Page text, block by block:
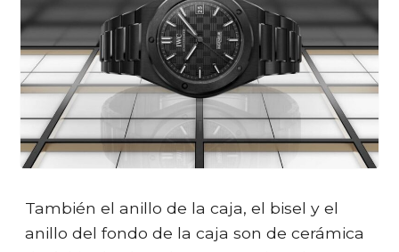
También el anillo de la caja, el bisel y el
anillo del fondo de la caja son de cerámica